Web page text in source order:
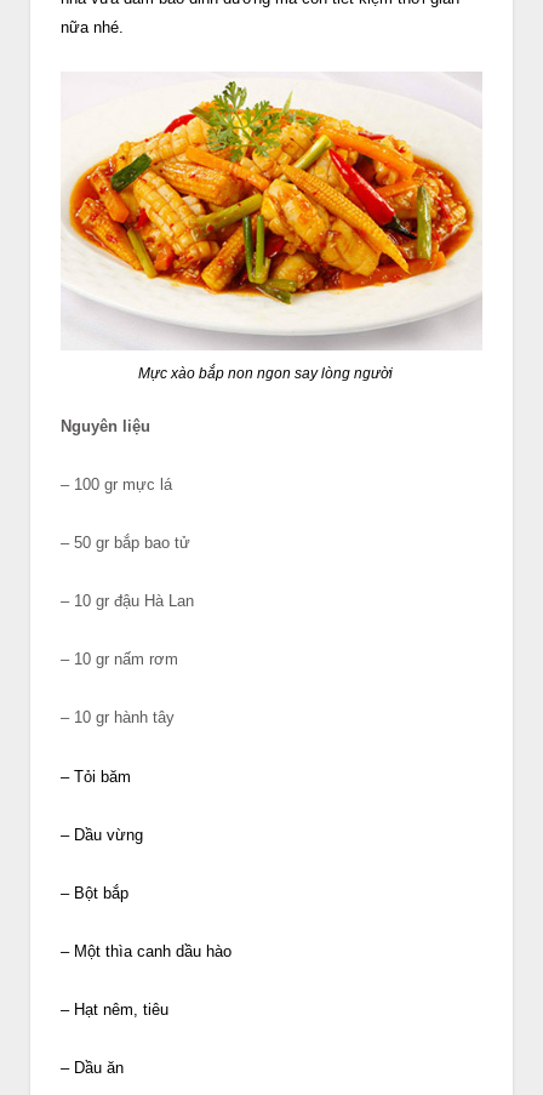
nữa nhé.
Mực xào bắp non ngon say lòng người
Nguyên liệu
– 100 gr mực lá
– 50 gr bắp bao tử
– 10 gr đậu Hà Lan
– 10 gr nấm rơm
– 10 gr hành tây
– Tỏi băm
– Dầu vừng
– Bột bắp
– Một thìa canh dầu hào
– Hạt nêm, tiêu
– Dầu ăn